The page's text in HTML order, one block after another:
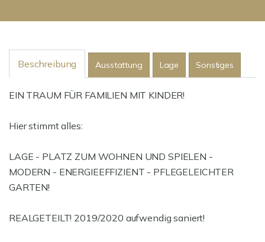
Beschreibung Ausstattung Lage Sonstiges
EIN TRAUM FÜR FAMILIEN MIT KINDER!
Hier stimmt alles:
LAGE - PLATZ ZUM WOHNEN UND SPIELEN -
MODERN - ENERGIEEFFIZIENT - PFLEGELEICHTER
GARTEN!
REALGETEILT! 2019/2020 aufwendig saniert!